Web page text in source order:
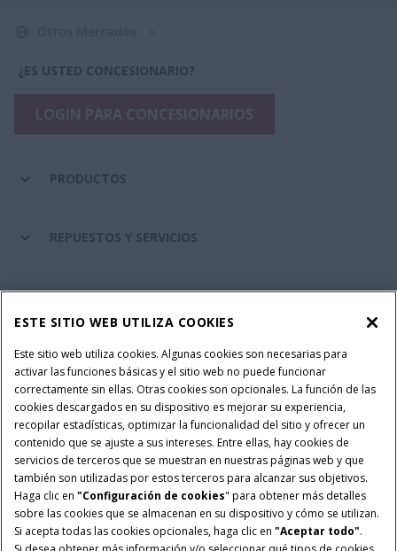
¿ES USTED CONCESIONARIO?
PRODUCTOS
REPUESTOS Y SERVICIOS
SERVICIOS FINANCIEROS
SOBRE CASE IH
Política Integrada QEHS
Política de Privacidad
Terminos y Condiciones
Nota Legal
Configuración de cookies
© 2026 CNH Industrial America LLC. All Rights Reserved. Case IH is a
trademark of CNH Industrial America LLC.
ESTE SITIO WEB UTILIZA COOKIES
Este sitio web utiliza cookies. Algunas cookies son necesarias para
activar las funciones básicas y el sitio web no puede funcionar
correctamente sin ellas. Otras cookies son opcionales. La función de las
cookies descargados en su dispositivo es mejorar su experiencia,
recopilar estadísticas, optimizar la funcionalidad del sitio y ofrecer un
contenido que se ajuste a sus intereses. Entre ellas, hay cookies de
servicios de terceros que se muestran en nuestras páginas web y que
también son utilizadas por estos terceros para alcanzar sus objetivos.
Haga clic en "Configuración de cookies" para obtener más detalles
sobre las cookies que se almacenan en su dispositivo y cómo se utilizan.
Si acepta todas las cookies opcionales, haga clic en "Aceptar todo".